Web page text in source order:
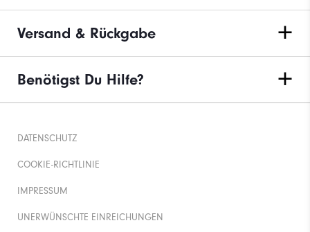
Versand & Rückgabe
Benötigst Du Hilfe?
DATENSCHUTZ
COOKIE-RICHTLINIE
IMPRESSUM
UNERWÜNSCHTE EINREICHUNGEN